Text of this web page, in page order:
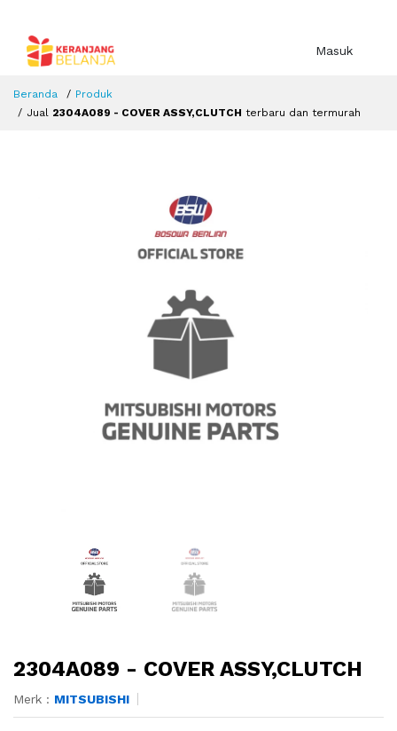
Masuk
Beranda
Produk
Jual 2304A089 - COVER ASSY,CLUTCH terbaru dan termurah
2304A089 - COVER ASSY,CLUTCH
Merk : MITSUBISHI